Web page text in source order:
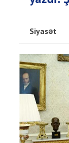
Siyasət